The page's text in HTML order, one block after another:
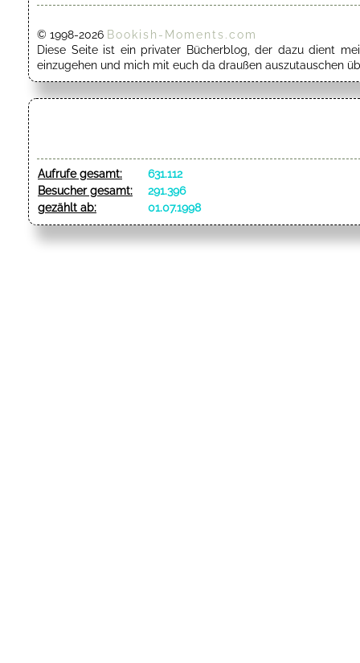
© 1998-2026 Bookish-Moments.com
Diese Seite ist ein privater Bücherblog, der dazu dient
einzugehen und mich mit euch da draußen auszutauschen
Aufrufe gesamt:
631.112
Besucher gesamt:
291.396
gezählt ab:
01.07.1998